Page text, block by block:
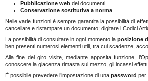
Pubblicazione web dei documenti
Conservazione sostitutiva a norma
Nelle varie funzioni è sempre garantita la possibilità di
cancellare e ristampare un documento; digitare i Codici
La possibilità di consultare in ogni momento la posizione
ben presenti numerosi elementi utili, tra cui scadenze,
Alla fine del giro visite, mediante apposita funzione,
conoscere la giacenza rimasta sul mezzo, gli incassi
È possibile prevedere l’impostazione di una password per